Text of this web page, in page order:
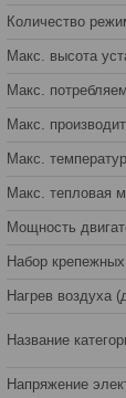
Количество
Макс. высота
Макс.
Макс.
Макс.
Макс. тепловая
Мощность
Набор
Нагрев воздуха
Название
Напряжение